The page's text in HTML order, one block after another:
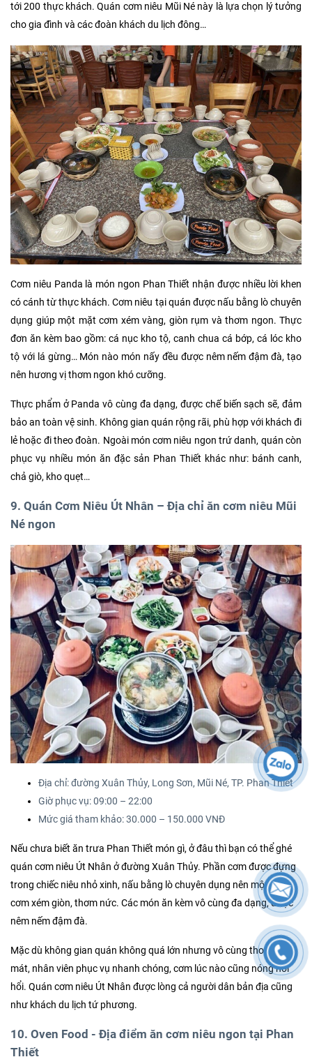
tới 200 thực khách. Quán cơm niêu Mũi Né này là lựa chọn lý tưởng
cho gia đình và các đoàn khách du lịch đông…
Cơm niêu Panda là món ngon Phan Thiết nhận được nhiều lời khen
có cánh từ thực khách. Cơm niêu tại quán được nấu bằng lò chuyên
dụng giúp một mặt cơm xém vàng, giòn rụm và thơm ngon. Thực
đơn ăn kèm bao gồm: cá nục kho tộ, canh chua cá bớp, cá lóc kho
tộ với lá gừng… Món nào món nấy đều được nêm nếm đậm đà, tạo
nên hương vị thơm ngon khó cưỡng.
Thực phẩm ở Panda vô cùng đa dạng, được chế biến sạch sẽ, đảm
bảo an toàn vệ sinh. Không gian quán rộng rãi, phù hợp với khách đi
lẻ hoặc đi theo đoàn. Ngoài món cơm niêu ngon trứ danh, quán còn
phục vụ nhiều món ăn đặc sản Phan Thiết khác như: bánh canh,
chả giò, kho quẹt…
9. Quán Cơm Niêu Út Nhân – Địa chỉ ăn cơm niêu Mũi
Né ngon
Địa chỉ: đường Xuân Thủy, Long Sơn, Mũi Né, TP. Phan Thiết
Giờ phục vụ: 09:00 – 22:00
Mức giá tham khảo: 30.000 – 150.000 VNĐ
Nếu chưa biết ăn trưa Phan Thiết món gì, ở đâu thì bạn có thể ghé
quán cơm niêu Út Nhân ở đường Xuân Thủy. Phần cơm được đựng
trong chiếc niêu nhỏ xinh, nấu bằng lò chuyên dụng nên một mặt
cơm xém giòn, thơm nức. Các món ăn kèm vô cùng đa dạng, được
nêm nếm đậm đà.
Mặc dù không gian quán không quá lớn nhưng vô cùng thoáng
mát, nhân viên phục vụ nhanh chóng, cơm lúc nào cũng nóng hôi
hổi. Quán cơm niêu Út Nhân được lòng cả người dân bản địa cũng
như khách du lịch tứ phương.
10. Oven Food -Địa điểm ăn cơm niêu ngon tại Phan
Thiết